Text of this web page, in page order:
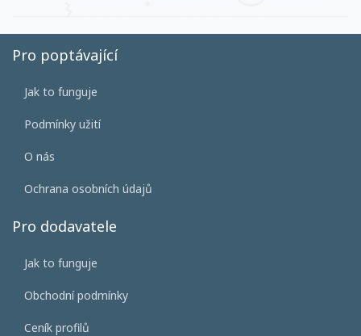
Založit účet
Pro poptávající
Jak to funguje
Podmínky užití
O nás
Ochrana osobních údajů
Pro dodavatele
Jak to funguje
Obchodní podmínky
Ceník profilů